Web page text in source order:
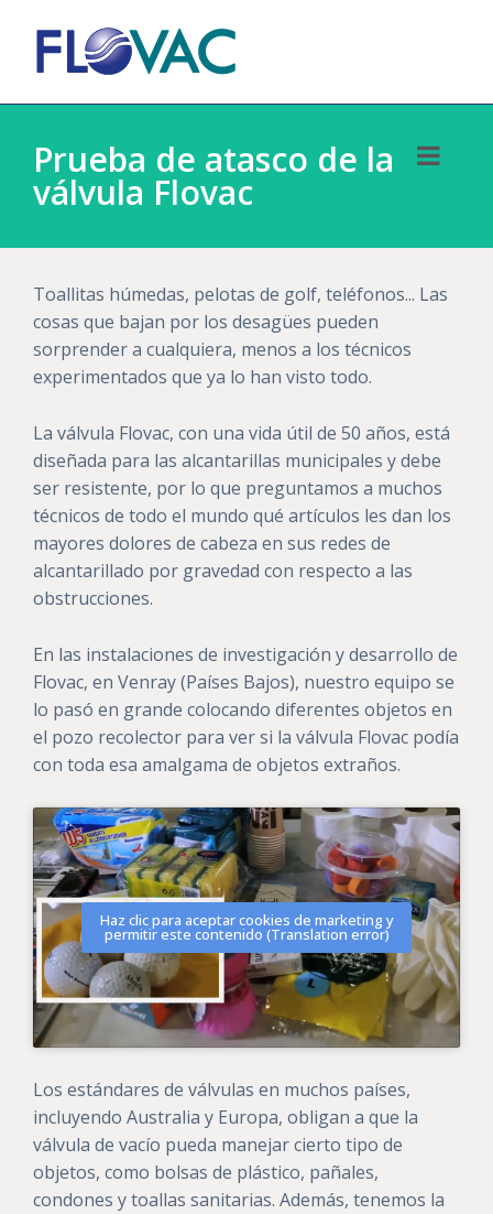
Prueba de atasco de la
válvula Flovac
Toallitas húmedas, pelotas de golf, teléfonos... Las
cosas que bajan por los desagües pueden
sorprender a cualquiera, menos a los técnicos
experimentados que ya lo han visto todo.
La válvula Flovac, con una vida útil de 50 años, está
diseñada para las alcantarillas municipales y debe
ser resistente, por lo que preguntamos a muchos
técnicos de todo el mundo qué artículos les dan los
mayores dolores de cabeza en sus redes de
alcantarillado por gravedad con respecto a las
obstrucciones.
En las instalaciones de investigación y desarrollo de
Flovac, en Venray (Países Bajos), nuestro equipo se
lo pasó en grande colocando diferentes objetos en
el pozo recolector para ver si la válvula Flovac podía
con toda esa amalgama de objetos extraños.
Haz clic para aceptar cookies de marketing y
permitir este contenido (Translation error)
Los estándares de válvulas en muchos países,
incluyendo Australia y Europa, obligan a que la
válvula de vacío pueda manejar cierto tipo de
objetos, como bolsas de plástico, pañales,
condones y toallas sanitarias. Además, tenemos la